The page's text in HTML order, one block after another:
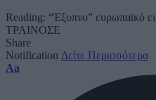
Reading: “Έξυπνο” ευρωπαϊκό
ΤΡΑΙΝΟΣΕ
Share
Notification Δείτε Περισσότερα
Font
Aa